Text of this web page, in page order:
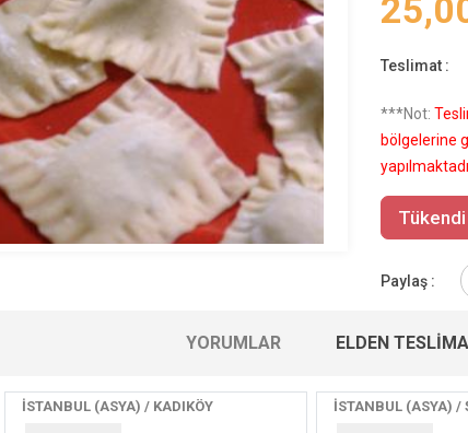
Teslimat :
***Not:
bölgelerine
Tükendi
Paylaş :
YORUMLAR ELDEN
İSTANBUL (ASYA) / KADIKÖY İSTANBUL (ASYA) /